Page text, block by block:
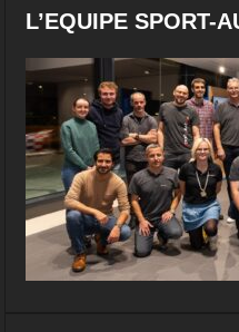
L’EQUIPE SPORT-